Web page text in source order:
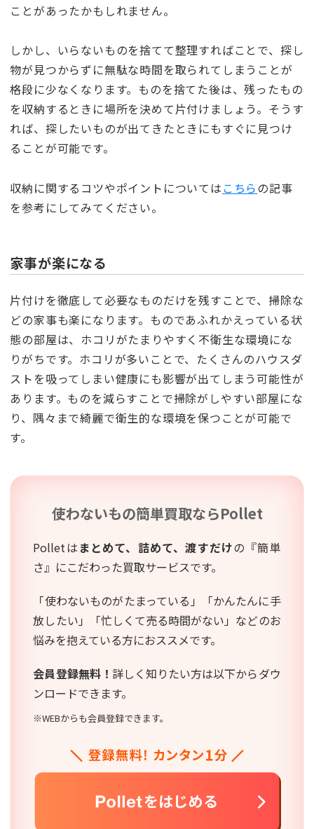
ことがあったかもしれません。
しかし、いらないものを捨てて整理すればことで、探し
物が見つからずに無駄な時間を取られてしまうことが
格段に少なくなります。ものを捨てた後は、残ったもの
を収納するときに場所を決めて片付けましょう。そうす
れば、探したいものが出てきたときにもすぐに見つけ
ることが可能です。
収納に関するコツやポイントについてはこちらの記事
を参考にしてみてください。
家事が楽になる
片付けを徹底して必要なものだけを残すことで、掃除な
どの家事も楽になります。ものであふれかえっている状
態の部屋は、ホコリがたまりやすく不衛生な環境にな
りがちです。ホコリが多いことで、たくさんのハウスダ
ストを吸ってしまい健康にも影響が出てしまう可能性が
あります。ものを減らすことで掃除がしやすい部屋にな
り、隅々まで綺麗で衛生的な環境を保つことが可能で
す。
使わないもの簡単買取ならPollet
Polletは まとめて、詰めて、渡すだけの『簡単
さ』にこだわった買取サービスです。
「使わないものがたまっている」「かんたんに手
放したい」「忙しくて売る時間がない」などのお
悩みを抱えている方におススメです。
会員登録無料！ 詳しく知りたい方は以下からダウ
ンロードできます。
※WEBからも会員登録できます。